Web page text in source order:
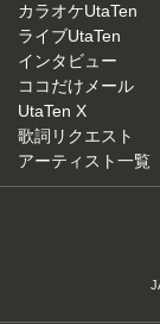
カラオケUtaTen
ライブUtaTen
インタビュー
ココだけメール
UtaTen X
歌詞リクエスト
アーティスト一覧